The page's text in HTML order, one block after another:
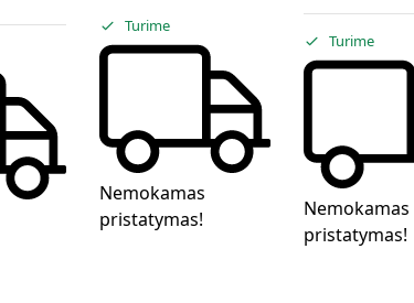
Turime
Nemokamas
pristatymas!
Turime
Nemokamas
pristatymas!